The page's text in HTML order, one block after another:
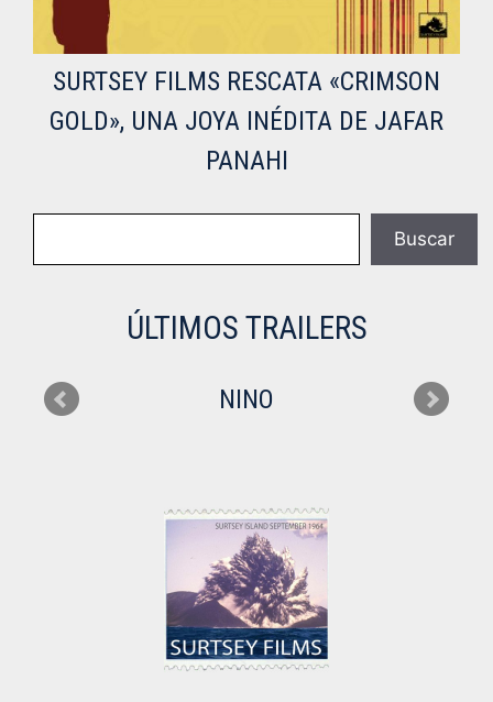
SURTSEY FILMS RESCATA «CRIMSON
GOLD», UNA JOYA INÉDITA DE JAFAR
PANAHI
Buscar
ÚLTIMOS TRAILERS
NINO